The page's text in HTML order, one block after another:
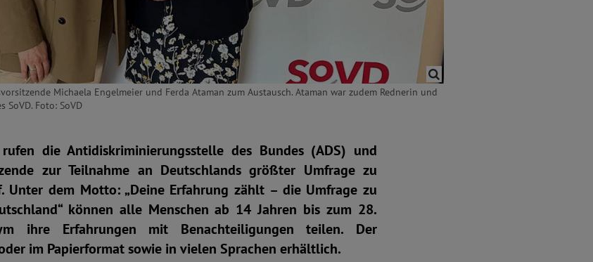
Michaela Engelmeier und Ferda Ataman zum Austausch. Ataman war zudem Rednerin und
SoVD. Foto: SoVD
die Antidiskriminierungsstelle des Bundes (ADS) und
zur Teilnahme an Deutschlands größter Umfrage zu
Unter dem Motto: „Deine Erfahrung zählt – die Umfrage zu
können alle Menschen ab 14 Jahren bis zum 28.
ihre Erfahrungen mit Benachteiligungen teilen. Der
im Papierformat sowie in vielen Sprachen erhältlich.